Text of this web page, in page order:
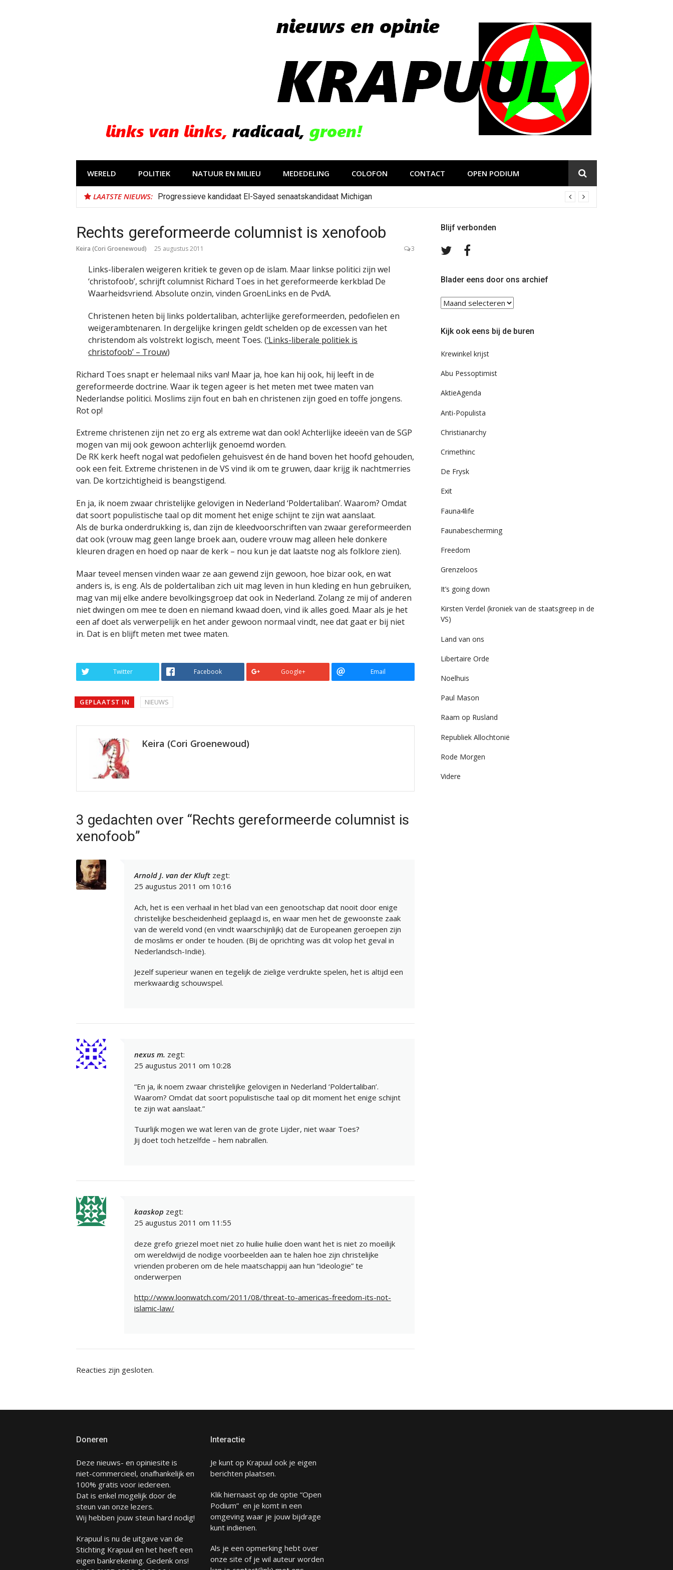
WERELD POLITIEK NATUUR EN MILIEU MEDEDELING COLOFON CONTACT OPEN PODIUM
LAATSTE NIEUWS: Progressieve kandidaat El-Sayed senaatskandidaat Michigan
Rechts gereformeerde columnist is xenofoob
Keira (Cori Groenewoud) 25 augustus 2011 3
Links-liberalen weigeren kritiek te geven op de islam. Maar linkse politici zijn wel
‘christofoob’, schrijft columnist Richard Toes in het gereformeerde kerkblad De
Waarheidsvriend. Absolute onzin, vinden GroenLinks en de PvdA.
Christenen heten bij links poldertaliban, achterlijke gereformeerden, pedofielen en
weigerambtenaren. In dergelijke kringen geldt schelden op de excessen van het
christendom als volstrekt logisch, meent Toes. (‘Links-liberale politiek is
christofoob’ – Trouw)
Richard Toes snapt er helemaal niks van! Maar ja, hoe kan hij ook, hij leeft in de
gereformeerde doctrine. Waar ik tegen ageer is het meten met twee maten van
Nederlandse politici. Moslims zijn fout en bah en christenen zijn goed en toffe jongens.
Rot op!
Extreme christenen zijn net zo erg als extreme wat dan ook! Achterlijke ideeën van de SGP
mogen van mij ook gewoon achterlijk genoemd worden.
De RK kerk heeft nogal wat pedofielen gehuisvest én de hand boven het hoofd gehouden,
ook een feit. Extreme christenen in de VS vind ik om te gruwen, daar krijg ik nachtmerries
van. De kortzichtigheid is beangstigend.
En ja, ik noem zwaar christelijke gelovigen in Nederland ‘Poldertaliban’. Waarom? Omdat
dat soort populistische taal op dit moment het enige schijnt te zijn wat aanslaat.
Als de burka onderdrukking is, dan zijn de kleedvoorschriften van zwaar gereformeerden
dat ook (vrouw mag geen lange broek aan, oudere vrouw mag alleen hele donkere
kleuren dragen en hoed op naar de kerk – nou kun je dat laatste nog als folklore zien).
Maar teveel mensen vinden waar ze aan gewend zijn gewoon, hoe bizar ook, en wat
anders is, is eng. Als de poldertaliban zich uit mag leven in hun kleding en hun gebruiken,
mag van mij elke andere bevolkingsgroep dat ook in Nederland. Zolang ze mij of anderen
niet dwingen om mee te doen en niemand kwaad doen, vind ik alles goed. Maar als je het
een af doet als verwerpelijk en het ander gewoon normaal vindt, nee dat gaat er bij niet
in. Dat is en blijft meten met twee maten.
Twitter Facebook Google+ Email
GEPLAATST IN NIEUWS
Keira (Cori Groenewoud)
3 gedachten over “Rechts gereformeerde columnist is
xenofoob”
Arnold J. van der Kluft zegt:
25 augustus 2011 om 10:16
Ach, het is een verhaal in het blad van een genootschap dat nooit door enige
christelijke bescheidenheid geplaagd is, en waar men het de gewoonste zaak
van de wereld vond (en vindt waarschijnlijk) dat de Europeanen geroepen zijn
de moslims er onder te houden. (Bij de oprichting was dit volop het geval in
Nederlandsch-Indië).
Jezelf superieur wanen en tegelijk de zielige verdrukte spelen, het is altijd een
merkwaardig schouwspel.
nexus m. zegt:
25 augustus 2011 om 10:28
“En ja, ik noem zwaar christelijke gelovigen in Nederland ‘Poldertaliban’.
Waarom? Omdat dat soort populistische taal op dit moment het enige schijnt
te zijn wat aanslaat.”
Tuurlijk mogen we wat leren van de grote Lijder, niet waar Toes?
Jij doet toch hetzelfde – hem nabrallen.
kaaskop zegt:
25 augustus 2011 om 11:55
deze grefo griezel moet niet zo huilie huilie doen want het is niet zo moeilijk
om wereldwijd de nodige voorbeelden aan te halen hoe zijn christelijke
vrienden proberen om de hele maatschappij aan hun “ideologie” te
onderwerpen
http://www.loonwatch.com/2011/08/threat-to-americas-freedom-its-not-
islamic-law/
Reacties zijn gesloten.
Blijf verbonden
Volg
TwitterFacebook
Blader eens door ons archief
Blader
eens
ons
Kijk ook eens bij de buren
Krewinkel krijst
Abu Pessoptimist
AktieAgenda
Anti-Populista
Christianarchy
Crimethinc
De Frysk
Exit
Fauna4life
Faunabescherming
Freedom
Grenzeloos
It’s going down
Kirsten Verdel (kroniek van de staatsgreep in de
VS)
Land van ons
Libertaire Orde
Noelhuis
Paul Mason
Raam op Rusland
Republiek Allochtonië
Rode Morgen
Videre
Doneren
Deze nieuws- en opiniesite is
niet-commercieel, onafhankelijk en
100% gratis voor iedereen.
Dat is enkel mogelijk door de
steun van onze lezers.
Wij hebben jouw steun hard nodig!
Krapuul is nu de uitgave van de
Stichting Krapuul en het heeft een
eigen bankrekening. Gedenk ons!
Interactie
Je kunt op Krapuul ook je eigen
berichten plaatsen.
Klik hiernaast op de optie “Open
Podium” en je komt in een
omgeving waar je jouw bijdrage
kunt indienen.
Als je een opmerking hebt over
onze site of je wil auteur worden